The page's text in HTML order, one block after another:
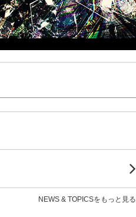
NEWS & TOPICSをもっと見る